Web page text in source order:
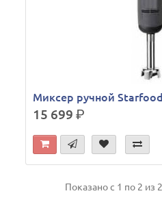
Миксер ручной
15 699р.
Показано с 1 по 2 из